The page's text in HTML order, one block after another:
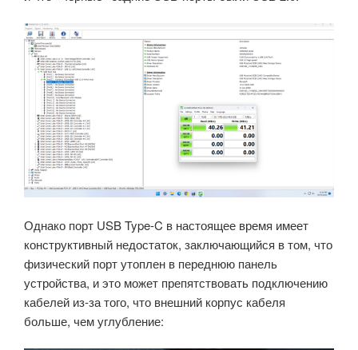
Однако порт USB Type-C в настоящее время имеет
конструктивный недостаток, заключающийся в том, что
физический порт утоплен в переднюю панель
устройства, и это может препятствовать подключению
кабелей из-за того, что внешний корпус кабеля
больше, чем углубление: